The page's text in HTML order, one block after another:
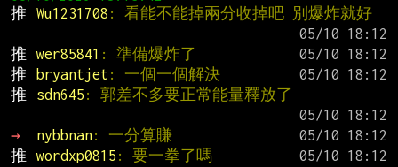
推
Wu1231708 : 看能不能掉兩分收掉吧 別爆炸就好
推
wer85841 : 準備爆炸了
推
bryantjet : 一個一個解決
推
sdn645 : 郭差不多要正常能量釋放了
→
nybbnan: 一分算賺
推
wordxp0815 : 要一拳了嗎